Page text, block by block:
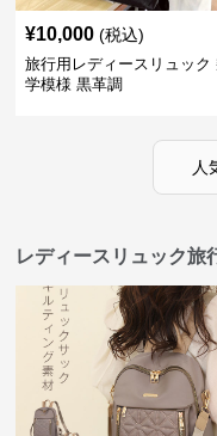
¥10,000 (税込)
旅行用レディースリュック
学模様 黒革調
人
レディースリュック旅